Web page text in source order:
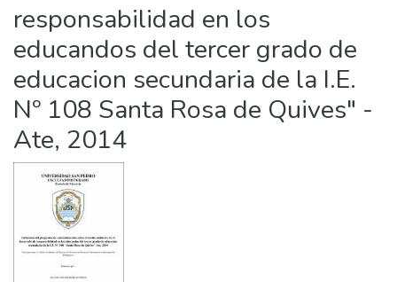
responsabilidad en los
educandos del tercer grado de
educacion secundaria de la I.E.
Nº 108 Santa Rosa de Quives" -
Ate, 2014